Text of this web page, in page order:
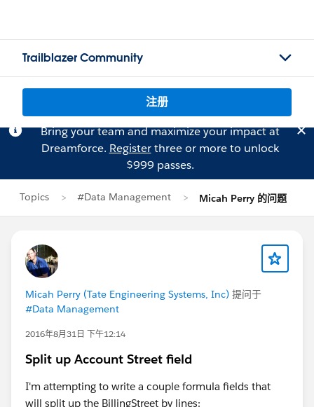
Trailblazer Community
注册
Bring your team and maximize your impact at
Dreamforce. Registerthree or more to unlock
$999 passes.
Topics #Data Management Micah Perry 的问题
Micah Perry (Tate Engineering Systems, Inc) 提问于
#Data Management
2016年8月31日 下午12:14
Split up Account Street field
I'm attempting to write a couple formula fields that
will split up the BillingStreet by lines: